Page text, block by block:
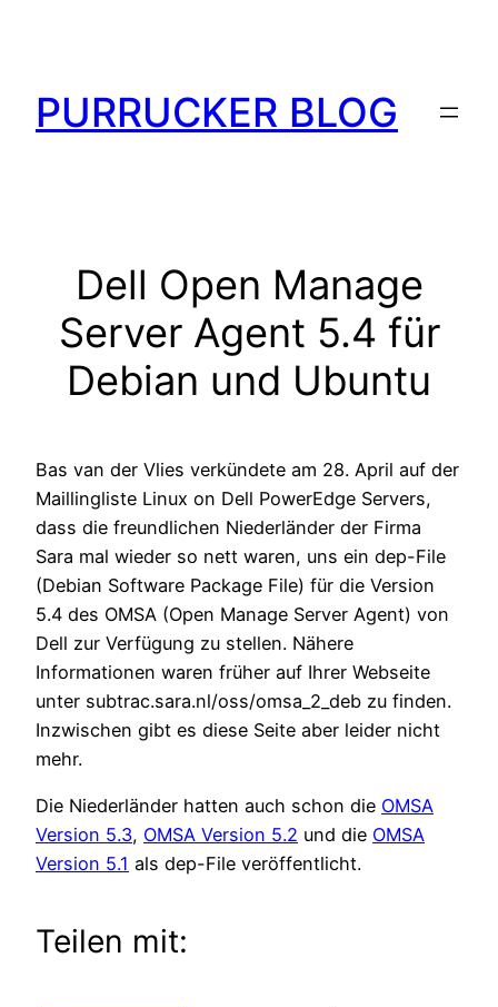
PURRUCKER BLOG
Dell Open Manage
Server Agent 5.4 für
Debian und Ubuntu
Bas van der Vlies verkündete am 28. April auf der
Maillingliste Linux on Dell PowerEdge Servers,
dass die freundlichen Niederländer der Firma
Sara mal wieder so nett waren, uns ein dep-File
(Debian Software Package File) für die Version
5.4 des OMSA (Open Manage Server Agent) von
Dell zur Verfügung zu stellen. Nähere
Informationen waren früher auf Ihrer Webseite
unter subtrac.sara.nl/oss/omsa_2_deb zu finden.
Inzwischen gibt es diese Seite aber leider nicht
mehr.
Die Niederländer hatten auch schon die OMSA
Version 5.3, OMSA Version 5.2 und die OMSA
Version 5.1 als dep-File veröffentlicht.
Teilen mit: